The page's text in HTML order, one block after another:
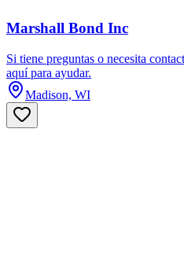
Marshall Bond Inc
Si tiene preguntas o necesita
aquí para ayudar.
Madison, WI